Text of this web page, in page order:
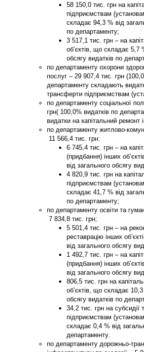
58 150,0 тис. грн на
підприємствам
складає 94,3 % від
по департаменту;
3 517,1 тис. грн – на
об’єктів, що складає 5,7
обсягу видатків по
по департаменту охорони
послуг – 29 907,4 тис. грн
департаменту складають
трансферти підприємствам
по департаменту соціальної
грн( 100,0% видатків по
видатки на капітальний ремонт
по департаменту житлово-
11 566,4 тис. грн:
6 745,4 тис. грн – на
(придбання) інших
від загального обсягу
4 820,9 тис. грн на
підприємствам
складає 41,7 % від
по департаменту;
по департаменту освіти та
7 834,8 тис. грн;
5 501,4 тис. грн – на
реставрацію інших
від загального обсягу
1 492,7 тис. грн – на
(придбання) інших
від загального обсягу
806,5 тис. грн на
об’єктів, що складає
обсягу видатків по
34,2 тис. грн на субсидії
підприємствам
складає 0,4 % від
департаменту.
по департаменту дорожньо-